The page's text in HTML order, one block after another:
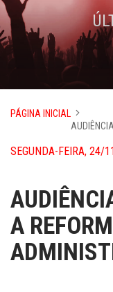
PÁGINA INICIAL
SEGUNDA-FEIRA, 24/
A